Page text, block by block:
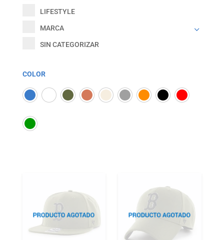
LIFESTYLE
MARCA
SIN CATEGORIZAR
COLOR